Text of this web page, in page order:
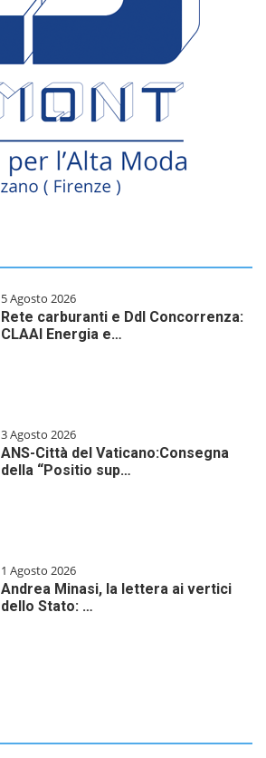
5 Agosto 2026
Rete carburanti e Ddl Concorrenza:
CLAAI Energia e…
3 Agosto 2026
ANS-Città del Vaticano:Consegna
della “Positio sup…
1 Agosto 2026
Andrea Minasi, la lettera ai vertici
dello Stato: …